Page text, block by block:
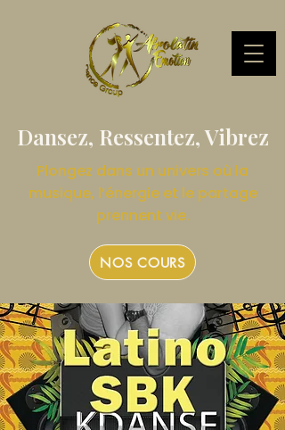
Dansez, Ressentez, Vibrez
Plongez dans un univers où la
musique, l’énergie et le partage
prennent vie.
NOS COURS